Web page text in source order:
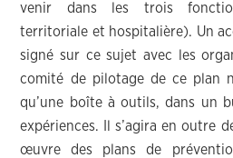
venir dans les trois
territoriale et hospitalière). Un
signé sur ce sujet avec les
comité de pilotage de ce plan
qu’une boîte à outils, dans un
expériences. Il s’agira en outre
œuvre des plans de